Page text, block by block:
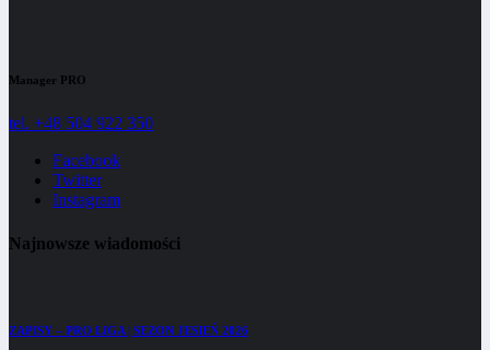
Manager PRO
tel. +48 504 922 350
Facebook
Twitter
Instagram
Najnowsze wiadomości
ZAPISY – PRO LIGA | SEZON JESIEŃ 2026